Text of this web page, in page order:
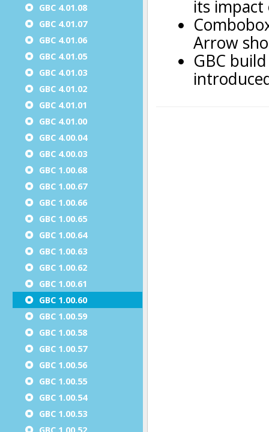
GBC 4.01.08
GBC 4.01.07
GBC 4.01.06
GBC 4.01.05
GBC 4.01.03
GBC 4.01.02
GBC 4.01.01
GBC 4.01.00
GBC 4.00.04
GBC 4.00.03
GBC 1.00.68
GBC 1.00.67
GBC 1.00.66
GBC 1.00.65
GBC 1.00.64
GBC 1.00.63
GBC 1.00.62
GBC 1.00.61
GBC 1.00.60
GBC 1.00.59
GBC 1.00.58
GBC 1.00.57
GBC 1.00.56
GBC 1.00.55
GBC 1.00.54
GBC 1.00.53
GBC 1.00.52